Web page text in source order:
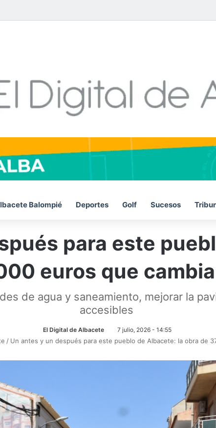
Balompié Deportes Golf Sucesos
para este
euros que
de agua y saneamiento, mejorar la
accesibles
El Digital de Albacete 7 julio, 2026 - 14:55
/ Un antes y un después para este pueblo de Albacete: la obra de